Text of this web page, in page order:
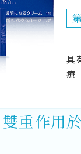
具
療
雙重作用